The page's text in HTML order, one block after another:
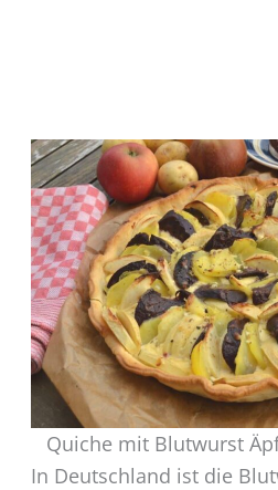
Quiche mit Blutwurst
In Deutschland ist die